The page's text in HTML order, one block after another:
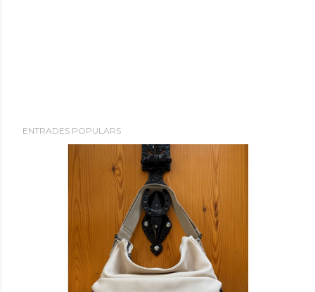
ENTRADES POPULARS